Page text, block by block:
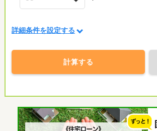
詳細条件を設定する
計算する